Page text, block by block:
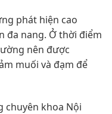
phát hiện cao
đa nang. Ở thời điểm
nên được
muối và đạm để
chuyên khoa Nội